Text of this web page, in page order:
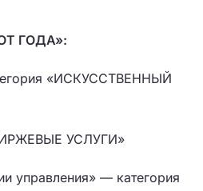
ГОДА»:
«ИСКУССТВЕННЫЙ
УСЛУГИ»
управления» — категория